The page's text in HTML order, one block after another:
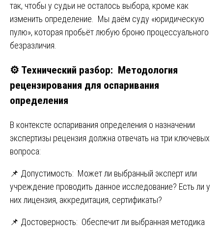
так, чтобы у судьи не осталось выбора, кроме как
изменить определение. Мы даём суду «юридическую
пулю», которая пробьёт любую броню процессуального
безразличия.
⚙️ Технический разбор: Методология
рецензирования для оспаривания
определения
В контексте оспаривания определения о назначении
экспертизы рецензия должна отвечать на три ключевых
вопроса:
📌 Допустимость: Может ли выбранный эксперт или
учреждение проводить данное исследование? Есть ли у
них лицензия, аккредитация, сертификаты?
📌 Достоверность: Обеспечит ли выбранная методика